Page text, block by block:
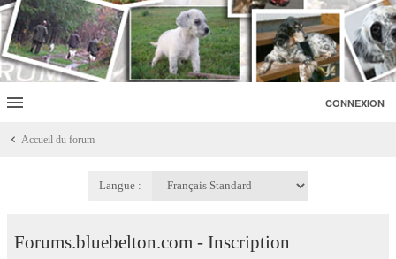
CONNEXION
Accueil du forum
Langue :
Forums.bluebelton.com - Inscription